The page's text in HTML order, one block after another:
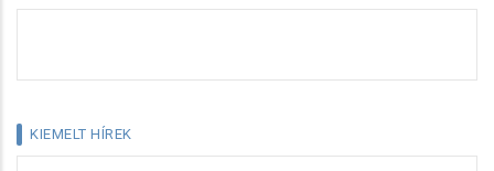
KIEMELT HÍREK